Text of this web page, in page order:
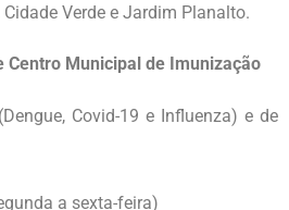
Cidade Verde e Jardim Planalto.
Centro Municipal de Imunização
Covid-19 e Influenza) e de
a sexta-feira)